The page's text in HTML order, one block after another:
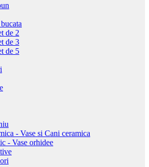
de 2
de 3
de 5
- Vase si Cani ceramica
- Vase orhidee